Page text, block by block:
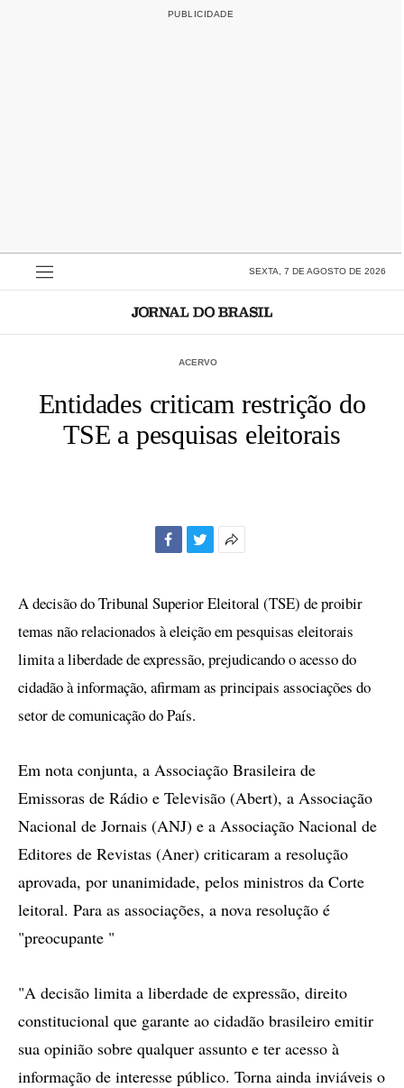
SEXTA, 7 DE AGOSTO DE 2026
ACERVO
Entidades criticam restrição do
TSE a pesquisas eleitorais
compartilhamento
A decisão do Tribunal Superior Eleitoral (TSE) de proibir
temas não relacionados à eleição em pesquisas eleitorais
limita a liberdade de expressão, prejudicando o acesso do
cidadão à informação, afirmam as principais associações do
setor de comunicação do País.
Em nota conjunta, a Associação Brasileira de
Emissoras de Rádio e Televisão (Abert), a Associação
Nacional de Jornais (ANJ) e a Associação Nacional de
Editores de Revistas (Aner) criticaram a resolução
aprovada, por unanimidade, pelos ministros da Corte
leitoral. Para as associações, a nova resolução é
"preocupante "
"A decisão limita a liberdade de expressão, direito
constitucional que garante ao cidadão brasileiro emitir
sua opinião sobre qualquer assunto e ter acesso à
informação de interesse público. Torna ainda inviáveis o